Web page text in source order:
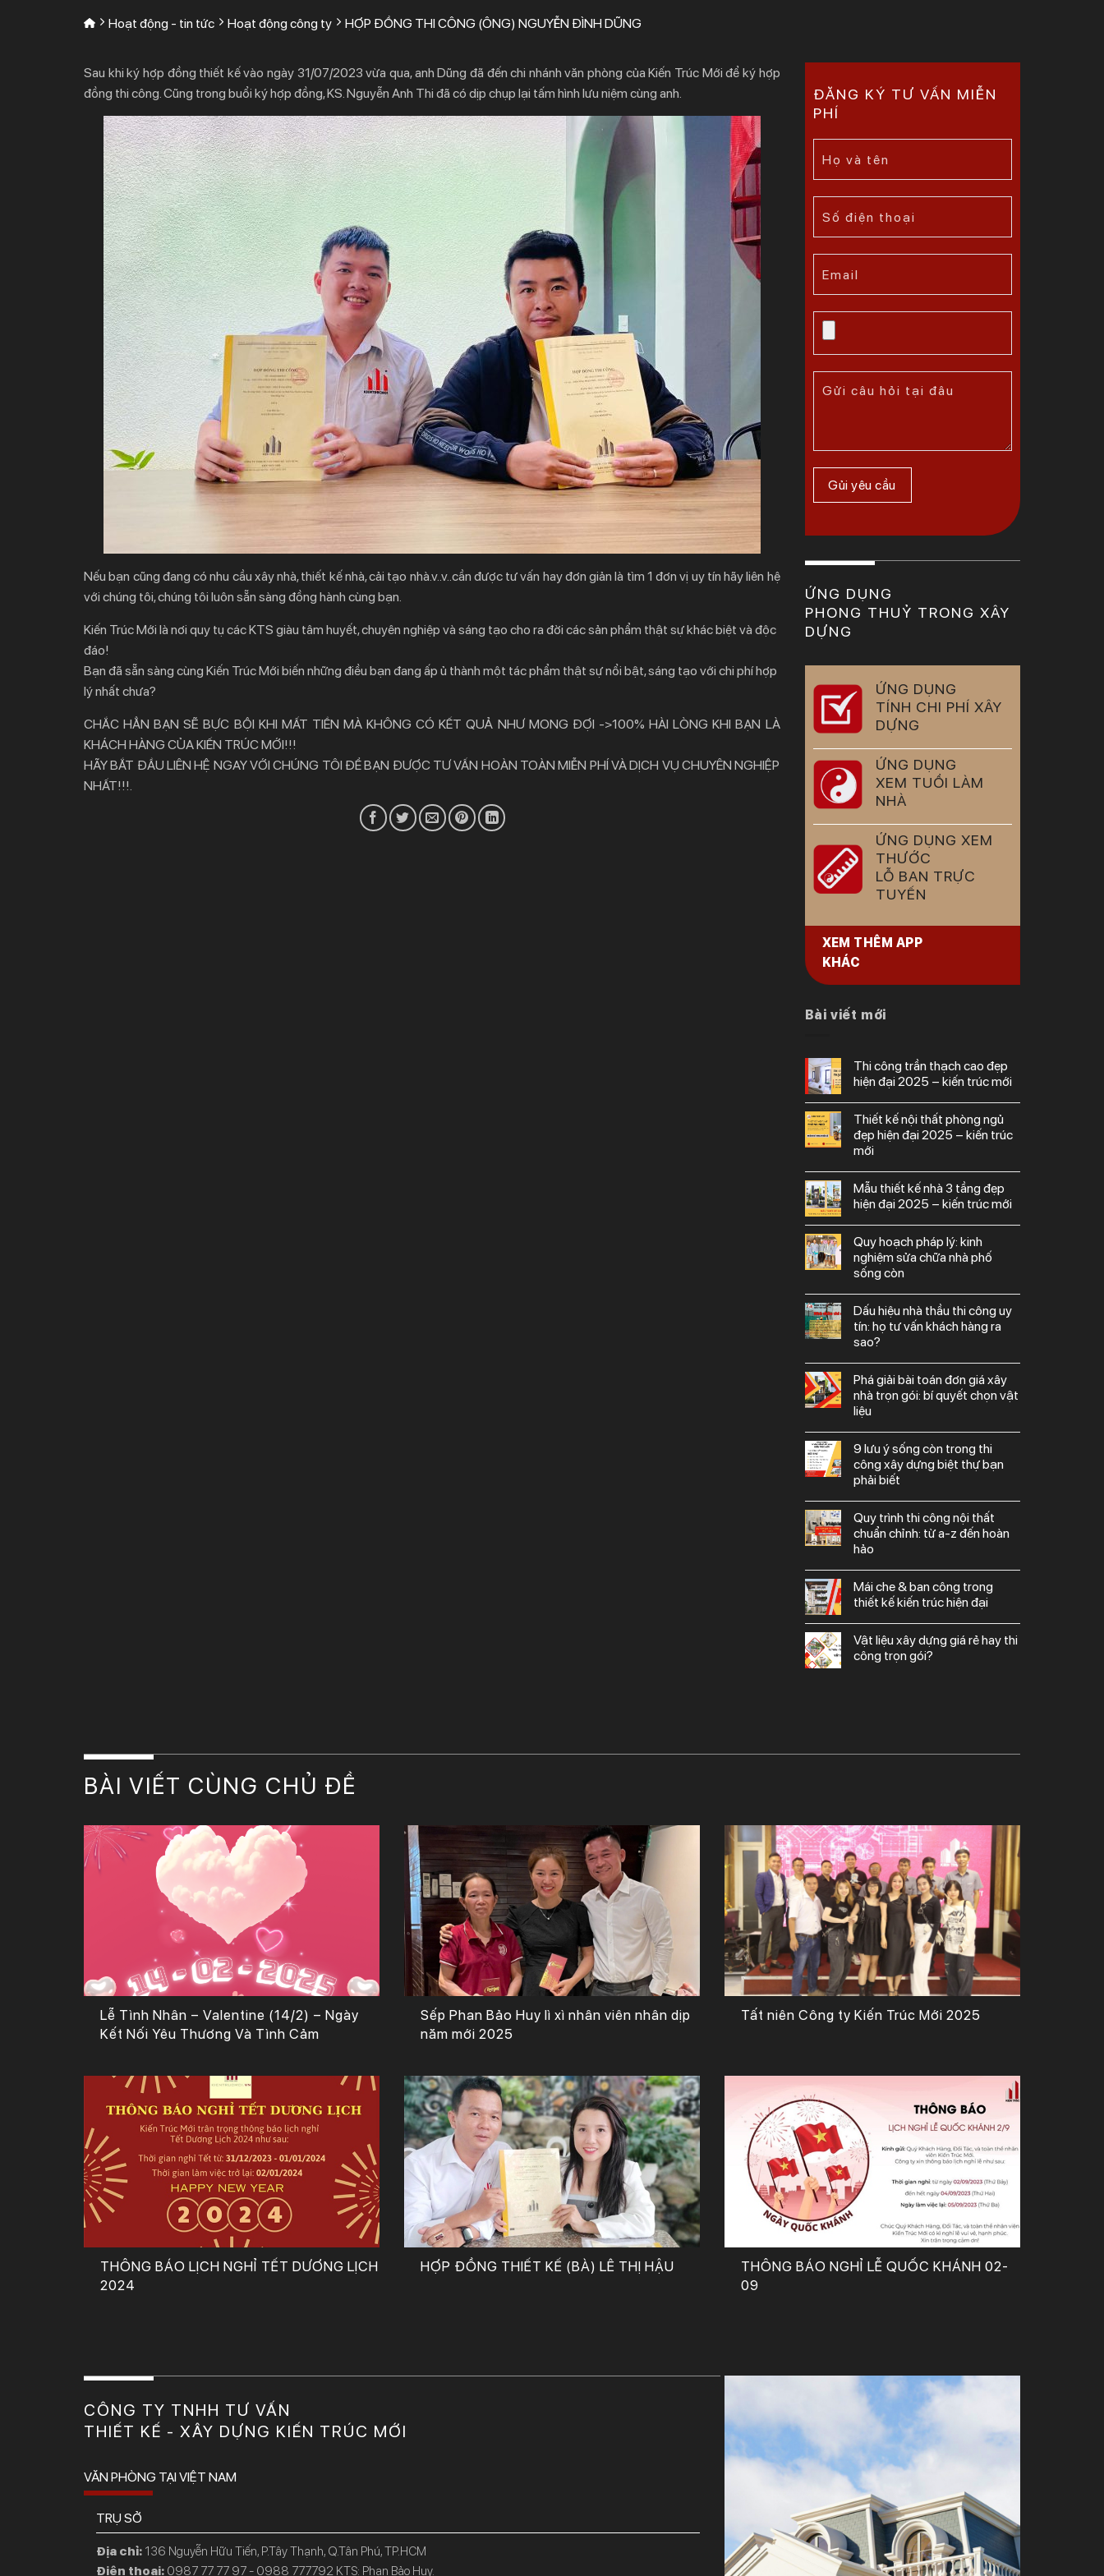
Hoạt động - tin tức Hoạt động công ty HỢP ĐỒNG THI CÔNG (ÔNG) NGUYỄN ĐÌNH DŨNG
Sau khi ký hợp đồng thiết kế vào ngày 31/07/2023 vừa qua, anh Dũng đã đến chi nhánh văn phòng của Kiến Trúc Mới để ký hợp
đồng thi công. Cũng trong buổi ký hợp đồng, KS. Nguyễn Anh Thi đã có dịp chụp lại tấm hình lưu niệm cùng anh.
Nếu bạn cũng đang có nhu cầu xây nhà, thiết kế nhà, cải tạo nhà.v..v..cần được tư vấn hay đơn giản là tìm 1 đơn vị uy tín hãy liên hệ
với chúng tôi, chúng tôi luôn sẵn sàng đồng hành cùng bạn.
Kiến Trúc Mới là nơi quy tụ các KTS giàu tâm huyết, chuyên nghiệp và sáng tạo cho ra đời các sản phẩm thật sự khác biệt và độc
đáo!
Bạn đã sẵn sàng cùng Kiến Trúc Mới biến những điều bạn đang ấp ủ thành một tác phẩm thật sự nổi bật, sáng tạo với chi phí hợp
lý nhất chưa?
CHẮC HẲN BẠN SẼ BỰC BỘI KHI MẤT TIỀN MÀ KHÔNG CÓ KẾT QUẢ NHƯ MONG ĐỢI ->100% HÀI LÒNG KHI BẠN LÀ
KHÁCH HÀNG CỦA KIẾN TRÚC MỚI!!!
HÃY BẮT ĐẦU LIÊN HỆ NGAY VỚI CHÚNG TÔI ĐỂ BẠN ĐƯỢC TƯ VẤN HOÀN TOÀN MIỄN PHÍ VÀ DỊCH VỤ CHUYÊN NGHIỆP
NHẤT!!!.
ĐĂNG KÝ TƯ VẤN MIỄN
PHÍ
ỨNG DỤNG
PHONG THUỶ TRONG XÂY
DỰNG
ỨNG DỤNG
TÍNH CHI PHÍ XÂY
DỰNG
ỨNG DỤNG
XEM TUỔI LÀM
NHÀ
ỨNG DỤNG XEM
THƯỚC
LỖ BAN TRỰC
TUYẾN
XEM THÊM APP
KHÁC
Bài viết mới
thi công trần thạch cao đẹp
hiện đại 2025 – kiến trúc mới
thiết kế nội thất phòng ngủ
đẹp hiện đại 2025 – kiến trúc
mới
mẫu thiết kế nhà 3 tầng đẹp
hiện đại 2025 – kiến trúc mới
quy hoạch pháp lý: kinh
nghiệm sửa chữa nhà phố
sống còn
dấu hiệu nhà thầu thi công uy
tín: họ tư vấn khách hàng ra
sao?
phá giải bài toán đơn giá xây
nhà trọn gói: bí quyết chọn vật
liệu
9 lưu ý sống còn trong thi
công xây dựng biệt thự bạn
phải biết
quy trình thi công nội thất
chuẩn chỉnh: từ a-z đến hoàn
hảo
mái che & ban công trong
thiết kế kiến trúc hiện đại
vật liệu xây dựng giá rẻ hay thi
công trọn gói?
BÀI VIẾT CÙNG CHỦ ĐỀ
Lễ Tình Nhân – Valentine (14/2) – Ngày
Kết Nối Yêu Thương Và Tình Cảm
Sếp Phan Bảo Huy lì xì nhân viên nhân dịp
năm mới 2025
Tất niên Công ty Kiến Trúc Mới 2025
THÔNG BÁO LỊCH NGHỈ TẾT DƯƠNG LỊCH
2024
HỢP ĐỒNG THIẾT KẾ (BÀ) LÊ THỊ HẬU
THÔNG BÁO NGHỈ LỄ QUỐC KHÁNH 02-
09
CÔNG TY TNHH TƯ VẤN
THIẾT KẾ - XÂY DỰNG KIẾN TRÚC MỚI
VĂN PHÒNG TẠI VIỆT NAM
TRỤ SỞ
Địa chỉ: 136 Nguyễn Hữu Tiến, P.Tây Thạnh, Q.Tân Phú, TP.HCM
Điện thoại: 0987 77 77 97 - 0988 777792 KTS: Phan Bảo Huy.